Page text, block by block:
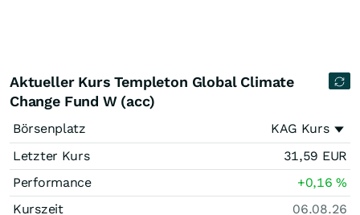
Aktueller Kurs Templeton Global Climate
Change Fund W (acc)
Börsenplatz
KAG Kurs
Letzter Kurs
31,59 EUR
Performance
+0,16%
Kurszeit
06.08.26